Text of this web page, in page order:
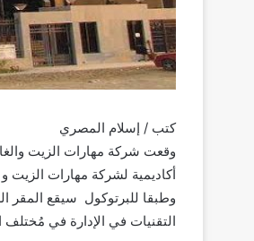
كتب / إسلام المصري
أكاديمية لشركة مهارات الزيت
وطبقا للبرتوكول سيقع المقر
التقنيات في الإدارة في مُختلف